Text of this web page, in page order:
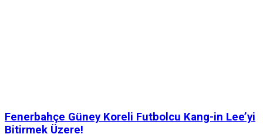
Fenerbahçe Güney Koreli Futbolcu Kang-in Lee’yi
Bitirmek Üzere!